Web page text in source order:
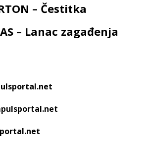
– Čestitka
– Lanac zagađenja